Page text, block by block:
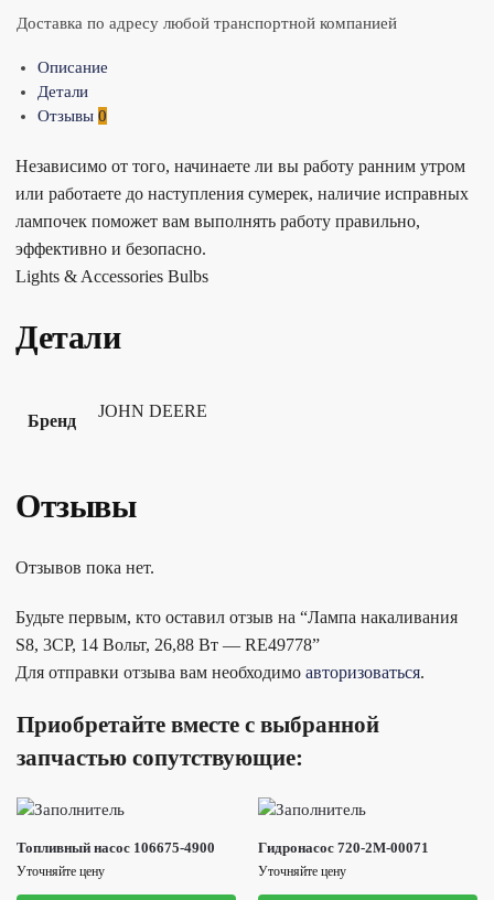
Доставка по адресу любой транспортной компанией
Описание
Детали
Отзывы 0
Независимо от того, начинаете ли вы работу ранним утром
или работаете до наступления сумерек, наличие исправных
лампочек поможет вам выполнять работу правильно,
эффективно и безопасно.
Lights & Accessories Bulbs
Детали
Бренд
JOHN DEERE
Отзывы
Отзывов пока нет.
Будьте первым, кто оставил отзыв на “Лампа накаливания
S8, 3CP, 14 Вольт, 26,88 Вт — RE49778”
Для отправки отзыва вам необходимо авторизоваться.
Приобретайте вместе с выбранной
запчастью сопутствующие:
Топливный насос 106675-4900
Уточняйте цену
Гидронасос 720-2M-00071
Уточняйте цену